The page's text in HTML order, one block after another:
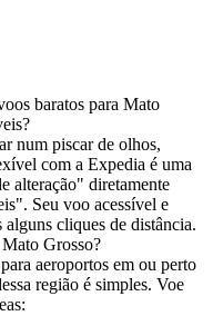
baratos para Mato
num piscar de olhos,
com a Expedia é uma
alteração" diretamente
Seu voo acessível e
cliques de distância.
Grosso?
aeroportos em ou perto
região é simples. Voe